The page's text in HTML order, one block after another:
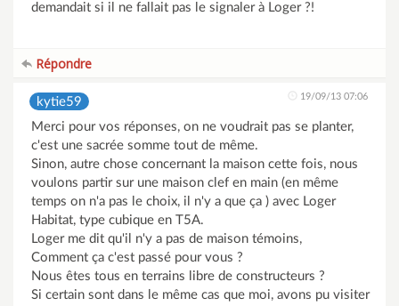
demandait si il ne fallait pas le signaler à Loger ?!
Répondre
kytie59 19/09/13 07:06
Merci pour vos réponses, on ne voudrait pas se planter,
c'est une sacrée somme tout de même.
Sinon, autre chose concernant la maison cette fois, nous
voulons partir sur une maison clef en main (en même
temps on n'a pas le choix, il n'y a que ça ) avec Loger
Habitat, type cubique en T5A.
Loger me dit qu'il n'y a pas de maison témoins,
Comment ça c'est passé pour vous ?
Nous êtes tous en terrains libre de constructeurs ?
Si certain sont dans le même cas que moi, avons pu visiter